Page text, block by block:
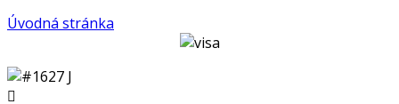
Úvodná stránka
